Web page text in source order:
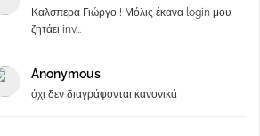
Καλσπερα Γιώργο ! Μόλις έκανα login μου
ζητάει inv...
Anonymous
όχι δεν διαγράφονται κανονικά